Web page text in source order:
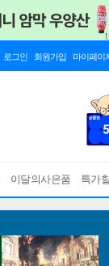
로그인 회원가입 마이페이
이달의사은품 특가